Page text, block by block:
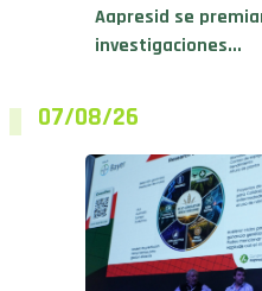
Aapresid se
investigaciones...
07/08/26